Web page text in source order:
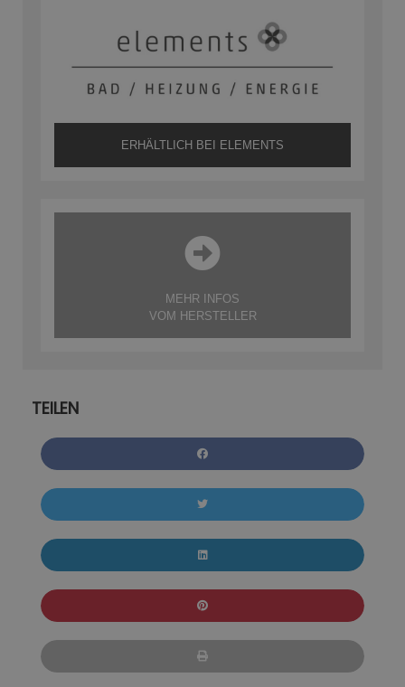
ERHÄLTLICH BEI ELEMENTS
MEHR INFOS
VOM HERSTELLER
TEILEN